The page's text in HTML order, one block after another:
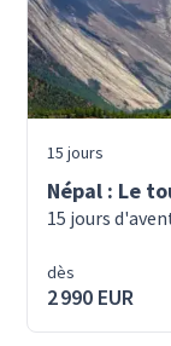
15 jours
Népal : Le
15 jours
dès
2 990 EUR